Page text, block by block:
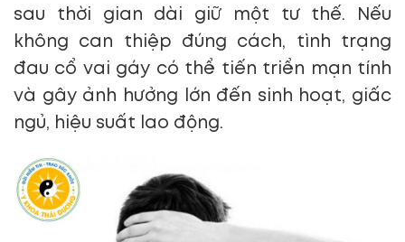
sau thời gian dài giữ một tư thế. Nếu
không can thiệp đúng cách, tình trạng
đau cổ vai gáy có thể tiến triển mạn tính
và gây ảnh hưởng lớn đến sinh hoạt, giấc
ngủ, hiệu suất lao động.